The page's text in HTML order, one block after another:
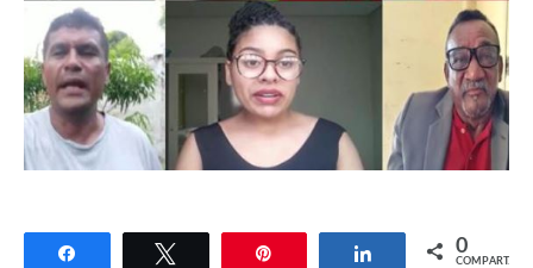
Compartilhar Compartilhar
0
COMPART.